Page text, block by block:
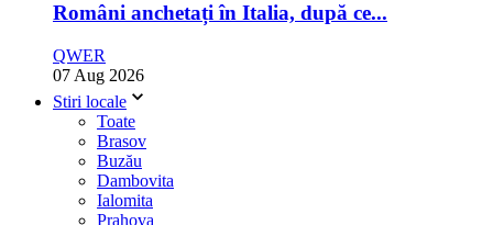
Români anchetați în Italia, după ce...
QWER
07 Aug 2026
Stiri locale
Toate
Brasov
Buzău
Dambovita
Ialomita
Prahova